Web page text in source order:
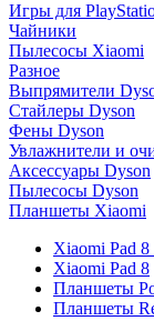
Игры для
Чайники
Пылесосы Xiaomi
Разное
Выпрямители
Стайлеры Dyson
Фены Dyson
Увлажнители и
Аксессуары Dyson
Пылесосы Dyson
Планшеты Xiaomi
Xiaomi Pad 8
Xiaomi Pad 8
Планшеты
Планшеты